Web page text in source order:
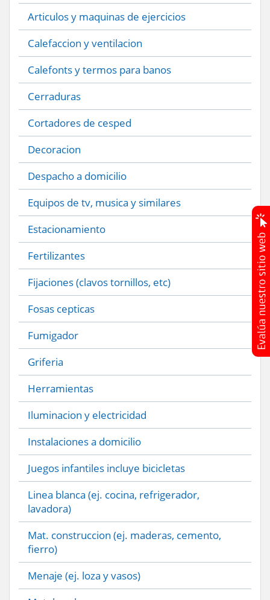
Articulos y maquinas de ejercicios
Calefaccion y ventilacion
Calefonts y termos para banos
Cerraduras
Cortadores de cesped
Decoracion
Despacho a domicilio
Equipos de tv, musica y similares
Estacionamiento
Fertilizantes
Fijaciones (clavos tornillos, etc)
Fosas cepticas
Fumigador
Griferia
Herramientas
Iluminacion y electricidad
Instalaciones a domicilio
Juegos infantiles incluye bicicletas
Linea blanca (ej. cocina, refrigerador,
lavadora)
Mat. construccion (ej. maderas, cemento,
fierro)
Menaje (ej. loza y vasos)